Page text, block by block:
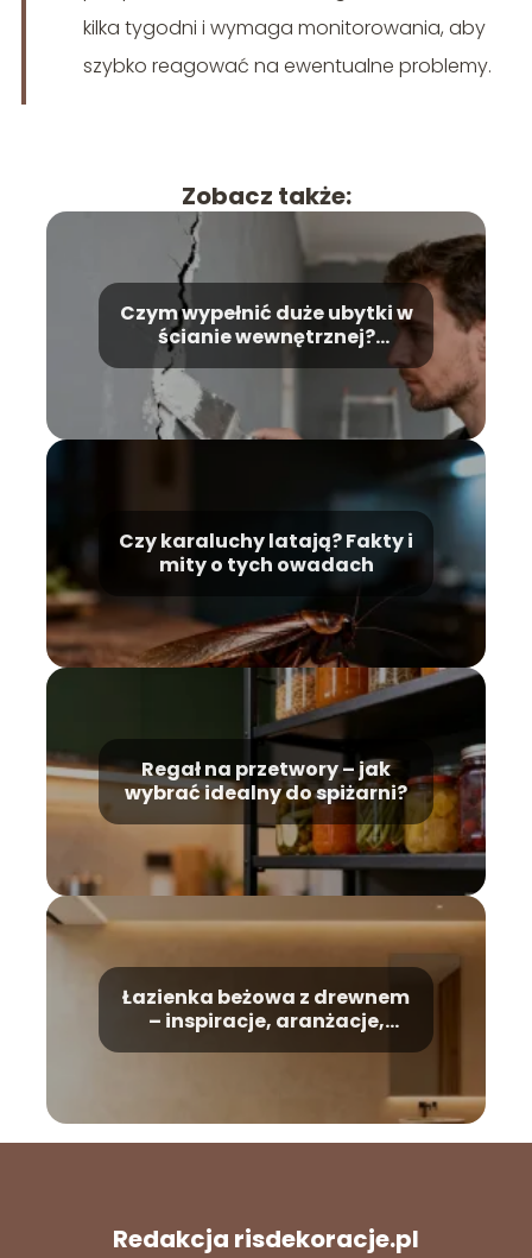
kilka tygodni i wymaga monitorowania, aby
szybko reagować na ewentualne problemy.
Zobacz także:
Czym wypełnić duże ubytki w
ścianie wewnętrznej?
Poradnik krok po kroku
Czy karaluchy latają? Fakty i
mity o tych owadach
Regał na przetwory – jak
wybrać idealny do spiżarni?
Łazienka beżowa z drewnem
– inspiracje, aranżacje,
Redakcja risdekoracje.pl